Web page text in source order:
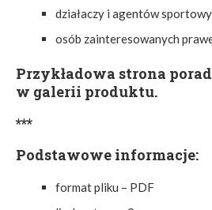
działaczy i agentów
osób zainteresowanych
Przykładowa strona
w galerii produktu.
***
Podstawowe informacje:
format pliku – PDF